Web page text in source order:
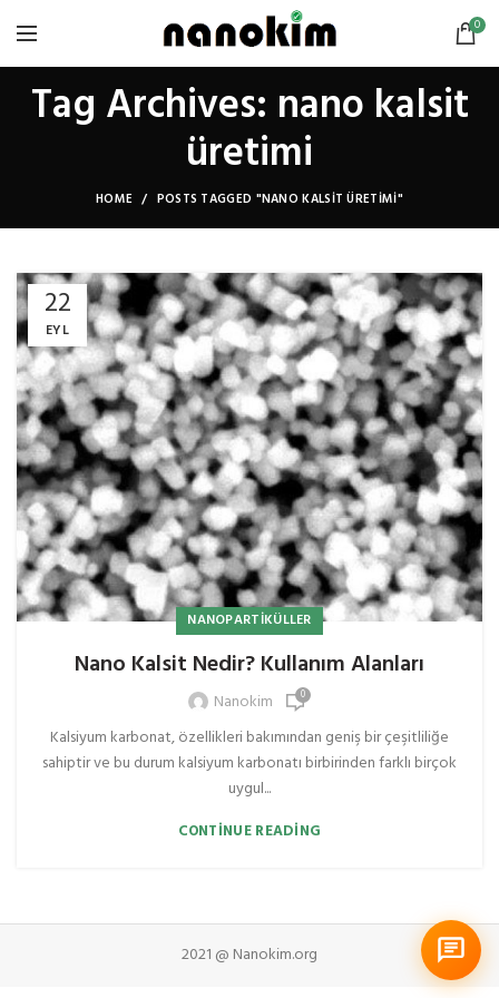
0
Tag Archives: nano kalsit
üretimi
HOME POSTS TAGGED "NANO KALSIT ÜRETIMI"
22
EYL
NANOPARTIKÜLLER
Nano Kalsit Nedir? Kullanım Alanları
Nanokim 0
Kalsiyum karbonat, özellikleri bakımından geniş bir çeşitliliğe
sahiptir ve bu durum kalsiyum karbonatı birbirinden farklı birçok
uygul...
CONTINUE READING
2021 @ Nanokim.org